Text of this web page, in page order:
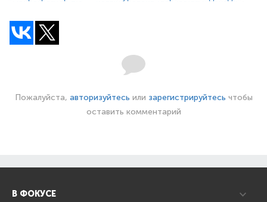
Пожалуйста, авторизуйтесь или зарегистрируйтесь чтобы
оставить комментарий
В ФОКУСЕ